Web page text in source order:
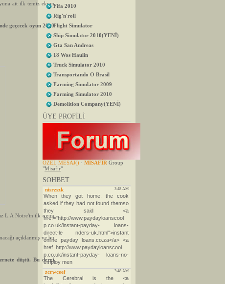
Fifa 2010
Rig'n'roll
Flight Simulator
Ship Simulator 2010(YENİ)
Gta San Andreas
18 Wos Haulin
Truck Simulator 2010
Transportando O Brasil
Farming Simulator 2009
Farming Simulator 2010
Demolition Company(YENİ)
ÜYE PROFİLİ
ÖZEL MESAJ() · MİSAFİR Group
"Misafir"
SOHBET
ait ilk temiz ekran
geçecek oyun 2010
L.A Noire'in ilk oyun
açıklanmış ve bu
düştü. Bu dergi